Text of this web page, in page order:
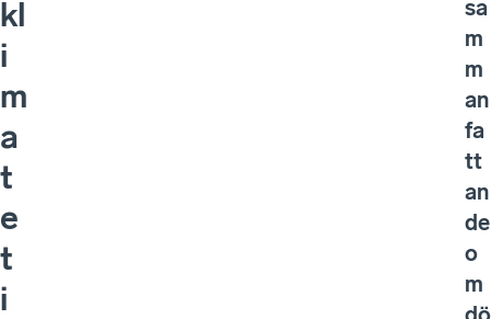
kl
i
m
a
t
e
t
i
sa
m
m
an
fa
tt
an
de
o
m